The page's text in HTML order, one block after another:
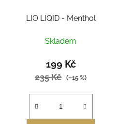
LIO LIQID - Menthol
Skladem
199 Kč
235 Kč (–15 %)